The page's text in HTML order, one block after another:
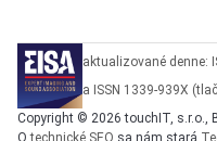
aktualizované denne:
a ISSN 1339-939X
Copyright © 2026 touchIT, s.r.o.,
Otechnické SEO sa nám stará